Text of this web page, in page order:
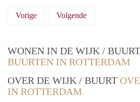
Vorige Volgende
WONEN IN DE WIJK / BUURT
BUURTEN IN ROTTERDAM
OVER DE WIJK / BUURT
IN ROTTERDAM